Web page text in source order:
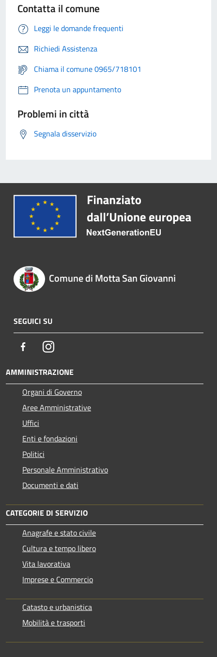
Contatta il comune
Leggi le domande frequenti
Richiedi Assistenza
Chiama il comune 0965/718101
Prenota un appuntamento
Problemi in città
Segnala disservizio
Comune di Motta San Giovanni
SEGUICI SU
FacebookInstagram
AMMINISTRAZIONE
Organi di Governo
Aree Amministrative
Uffici
Enti e fondazioni
Politici
Personale Amministrativo
Documenti e dati
CATEGORIE DI SERVIZIO
Anagrafe e stato civile
Cultura e tempo libero
Vita lavorativa
Imprese e Commercio
Catasto e urbanistica
Mobilità e trasporti